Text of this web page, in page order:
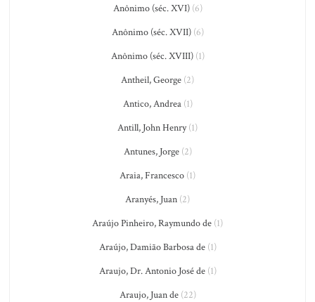
Anônimo (séc. XVI)(6)
Anônimo (séc. XVII)(6)
Anônimo (séc. XVIII)(1)
Antheil, George (2)
Antico, Andrea(1)
Antill, John Henry(1)
Antunes, Jorge(2)
Araia, Francesco (1)
Aranyés, Juan (2)
Araújo Pinheiro, Raymundo de (1)
Araújo, Damião Barbosa de(1)
Araujo, Dr. Antonio José de(1)
Araujo, Juan de(22)